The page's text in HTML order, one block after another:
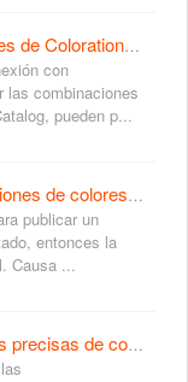
Publicar combinaciones de colores de Colorations a neoCatalog - Posibles errores
con
las combinaciones
pueden p...
No se pueden publicar combinaciones de colores de Colorations
publicar un
entonces la
Causa ...
Generación de previsualizaciones precisas de combinaciones de colores: cómo tratar los perfiles que faltan